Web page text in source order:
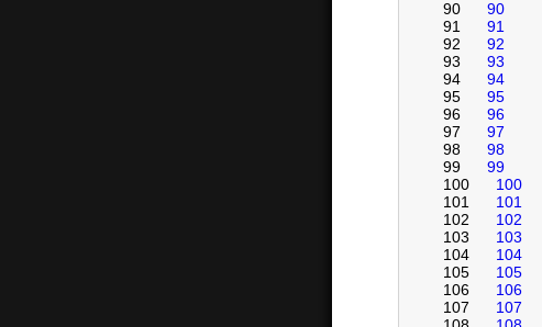
90
90
91
91
92
92
93
93
94
94
95
95
96
96
97
97
98
98
99
99
100
100
101
101
102
102
103
103
104
104
105
105
106
106
107
107